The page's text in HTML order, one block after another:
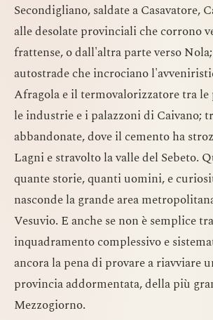
Secondigliano, saldate a Casavatore,
alle desolate provinciali che corrono
frattense, o dall'altra parte verso
autostrade che incrociano
Afragola e il termovalorizzatore tra
le industrie e i palazzoni di Caivano;
abbandonate, dove il cemento ha
Lagni e stravolto la valle del Sebeto.
quante storie, quanti uomini, e
nasconde la grande area
Vesuvio. E anche se non è semplice
inquadramento complessivo e
ancora la pena di provare a riavviare
provincia addormentata, della più
Mezzogiorno.